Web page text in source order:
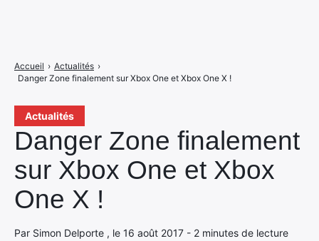
Actualités
Danger Zone finalement
sur Xbox One et Xbox
One X !
Par Simon Delporte , le 16 août 2017 - 2 minutes de lecture
Accueil › Actualités ›
Danger Zone finalement sur Xbox One et Xbox One X !